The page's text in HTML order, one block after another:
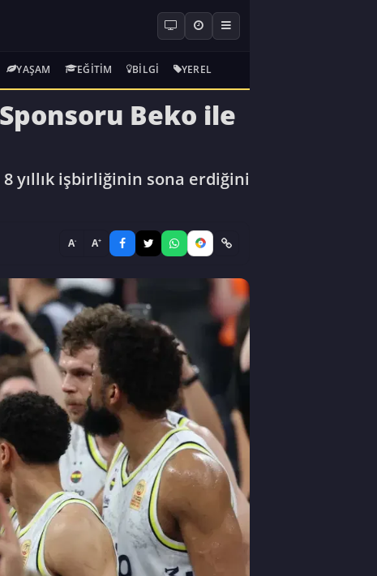
YAŞAM EĞITIM BILGI YEREL
Beko ile
yıllık işbirliğinin sona erdiğini
A- A+